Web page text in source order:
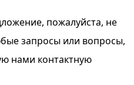
пожалуйста, не
запросы или вопросы,
нами контактную